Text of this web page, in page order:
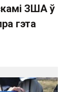
ЗША ў
гэта